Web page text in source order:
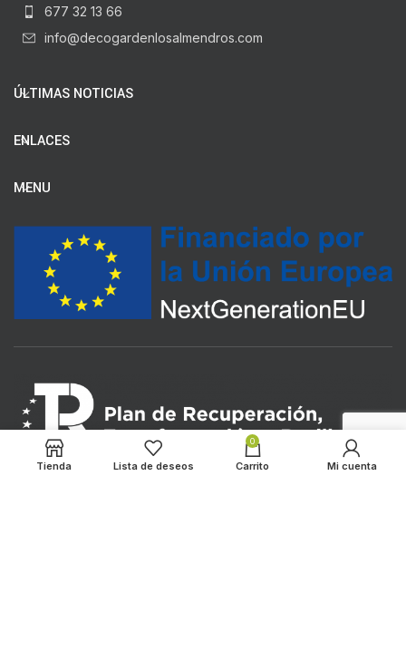
677 32 13 66
info@decogardenlosalmendros.com
ÚLTIMAS NOTICIAS
ENLACES
MENU
Tienda Lista de deseos
0
Carrito Mi cuenta